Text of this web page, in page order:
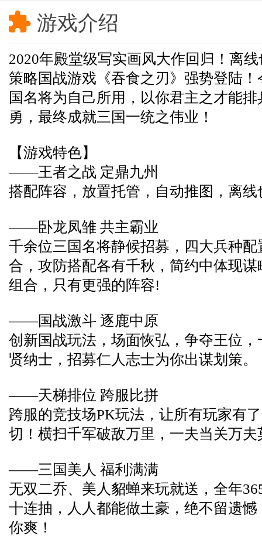
 游戏介绍
2020年殿堂级写实画风大作回归！离
策略国战游戏《吞食之刃》强势登陆
国名将为自己所用，以你君主之才能
勇，最终成就三国一统之伟业！
【游戏特色】
——王者之战 定鼎九州
搭配阵容，放置托管，自动推图，离
——卧龙凤雏 共主霸业
千余位三国名将静候招募，四大兵种
合，攻防搭配各有千秋，简约中体现
组合，只有更强的阵容!
——国战激斗 逐鹿中原
创新国战玩法，场面恢弘，争夺王位
贤纳士，招募仁人志士为你出谋划策。
——天梯排位 跨服比拼
跨服的竞技场PK玩法，让所有玩家有
切！横扫千军破敌万里，一夫当关万夫
——三国美人 福利满满
无双二乔、美人貂蝉来玩就送，全年
十连抽，人人都能做土豪，绝不留遗
你爽！